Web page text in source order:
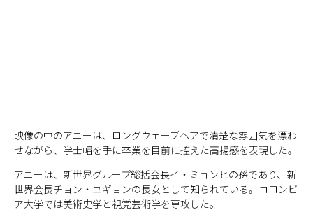
映像の中のアニーは、ロングウェーブヘアで清楚な雰囲気を漂わ
せながら、学士帽を手に卒業を目前に控えた高揚感を表現した。
アニーは、新世界グループ総括会長イ・ミョンヒの孫であり、新
世界会長チョン・ユギョンの長女として知られている。コロンビ
ア大学では美術史学と視覚芸術学を専攻した。